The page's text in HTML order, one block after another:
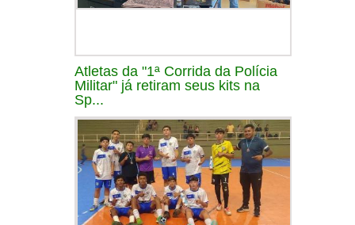
Atletas da "1ª Corrida da Polícia
Militar" já retiram seus kits na
Sp...